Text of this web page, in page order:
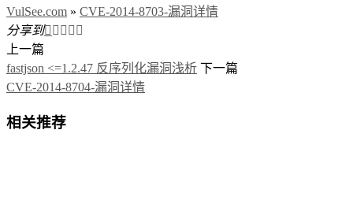
VulSee.com » CVE-2014-8703-漏洞详情
分享到    
上一篇
fastjson <=1.2.47 反序列化漏洞浅析 下一篇
CVE-2014-8704-漏洞详情
相关推荐